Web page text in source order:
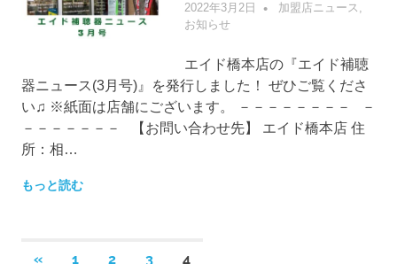
2022年3月2日 管理者
加盟店ニュース ,
お知らせ
エイド橋本店の『エイド補聴
器ニュース(3月号)』を発行しました！ ぜひご覧くださ
い♫ ※紙面は店舗にございます。 －－－－－－－－ －
－－－－－－－ 【お問い合わせ先】 エイド橋本店 住
所：相…
もっと読む
«前 1 2 3 4